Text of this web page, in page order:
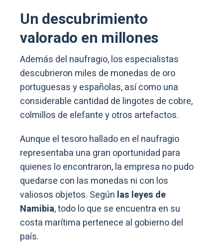
Un descubrimiento
valorado en millones
Además del naufragio, los especialistas
descubrieron miles de monedas de oro
portuguesas y españolas, así como una
considerable cantidad de lingotes de cobre,
colmillos de elefante y otros artefactos.
Aunque el tesoro hallado en el naufragio
representaba una gran oportunidad para
quienes lo encontraron, la empresa no pudo
quedarse con las monedas ni con los
valiosos objetos. Según las leyes de
Namibia, todo lo que se encuentra en su
costa marítima pertenece al gobierno del
país.